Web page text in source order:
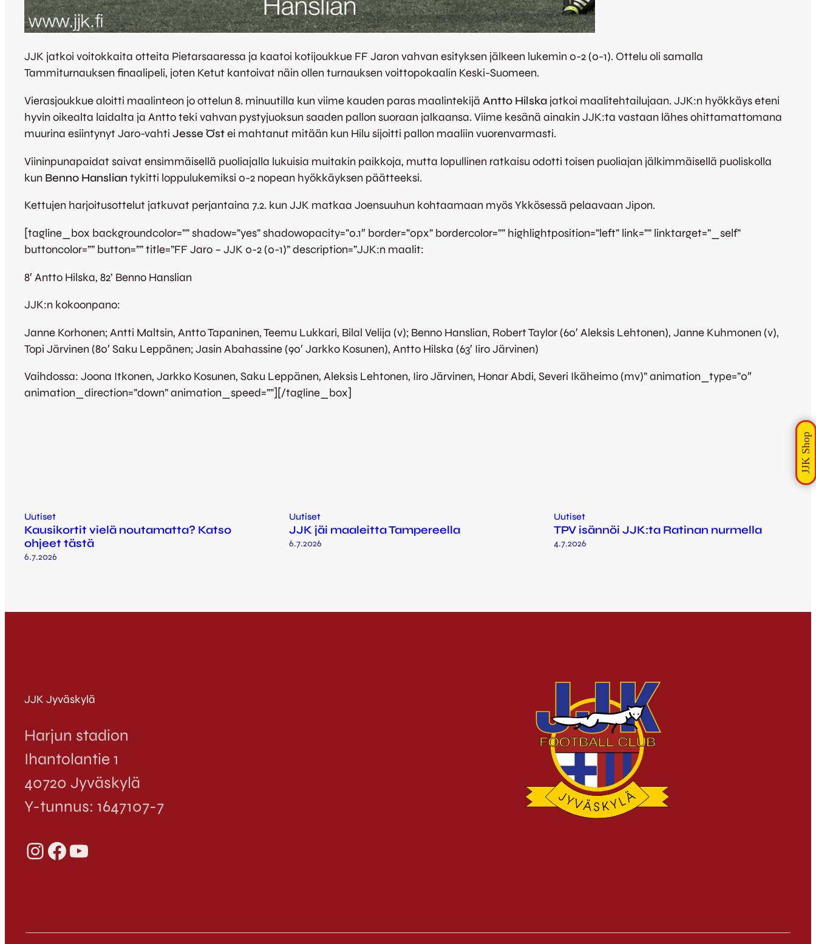
JJK jatkoi voitokkaita otteita Pietarsaaressa ja kaatoi kotijoukkue FF Jaron vahvan esityksen jälkeen lukemin 0-2 (0-1). Ottelu oli samalla
Tammiturnauksen finaalipeli, joten Ketut kantoivat näin ollen turnauksen voittopokaalin Keski-Suomeen.
Vierasjoukkue aloitti maalinteon jo ottelun 8. minuutilla kun viime kauden paras maalintekijä Antto Hilska jatkoi maalitehtailujaan. JJK:n hyökkäys eteni
hyvin oikealta laidalta ja Antto teki vahvan pystyjuoksun saaden pallon suoraan jalkaansa. Viime kesänä ainakin JJK:ta vastaan lähes ohittamattomana
muurina esiintynyt Jaro-vahti Jesse Östei mahtanut mitään kun Hilu sijoitti pallon maaliin vuorenvarmasti.
Viininpunapaidat saivat ensimmäisellä puoliajalla lukuisia muitakin paikkoja, mutta lopullinen ratkaisu odotti toisen puoliajan jälkimmäisellä puoliskolla
kun Benno Hanslian tykitti loppulukemiksi 0-2 nopean hyökkäyksen päätteeksi.
Kettujen harjoitusottelut jatkuvat perjantaina 7.2. kun JJK matkaa Joensuuhun kohtaamaan myös Ykkösessä pelaavaan Jipon.
[tagline_box backgroundcolor=”” shadow=”yes” shadowopacity=”0.1″ border=”0px” bordercolor=”” highlightposition=”left” link=”” linktarget=”_self”
buttoncolor=”” button=”” title=”FF Jaro – JJK 0-2 (0-1)” description=”JJK:n maalit:
8′ Antto Hilska, 82’ Benno Hanslian
JJK:n kokoonpano:
Janne Korhonen; Antti Maltsin, Antto Tapaninen, Teemu Lukkari, Bilal Velija (v); Benno Hanslian, Robert Taylor (60′ Aleksis Lehtonen), Janne Kuhmonen (v),
Topi Järvinen (80′ Saku Leppänen; Jasin Abahassine (90′ Jarkko Kosunen), Antto Hilska (63′ Iiro Järvinen)
Vaihdossa: Joona Itkonen, Jarkko Kosunen, Saku Leppänen, Aleksis Lehtonen, Iiro Järvinen, Honar Abdi, Severi Ikäheimo (mv)” animation_type=”0″
animation_direction=”down” animation_speed=””][/tagline_box]
Uutiset
Kausikortit vielä noutamatta? Katso
ohjeet tästä
6.7.2026
Uutiset
JJK jäi maaleitta Tampereella
6.7.2026
Uutiset
TPV isännöi JJK:ta Ratinan nurmella
4.7.2026
JJK Jyväskylä
Harjun stadion
Ihantolantie 1
40720 Jyväskylä
Y-tunnus: 1647107-7
InstagramFacebook YouTube